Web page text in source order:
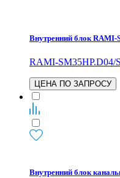
Внутренний блок RAMI-
RAMI-SM35HP.D04/S
ЦЕНА ПО ЗАПРОСУ
Внутренний блок